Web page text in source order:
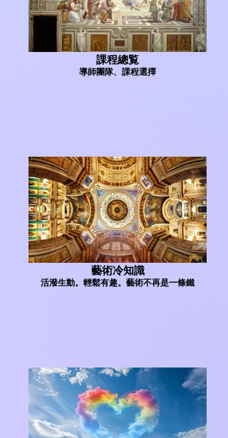
課程總覧
導師團隊、課程選擇
藝術冷知識
活潑生動。輕鬆有趣。藝術不再是一條鐵